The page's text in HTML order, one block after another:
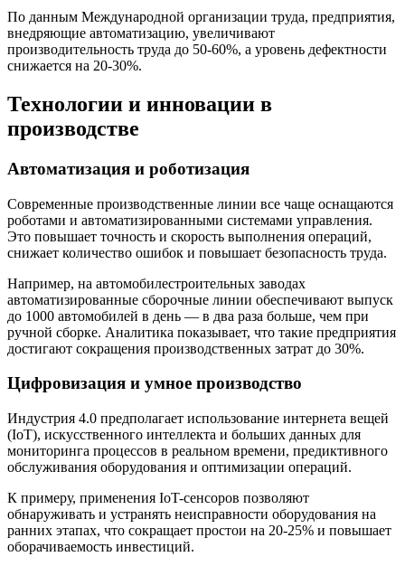
По данным Международной организации труда, предприятия,
внедряющие автоматизацию, увеличивают
производительность труда до 50-60%, а уровень дефектности
снижается на 20-30%.
Технологии и инновации в
производстве
Автоматизация и роботизация
Современные производственные линии все чаще оснащаются
роботами и автоматизированными системами управления.
Это повышает точность и скорость выполнения операций,
снижает количество ошибок и повышает безопасность труда.
Например, на автомобилестроительных заводах
автоматизированные сборочные линии обеспечивают выпуск
до 1000 автомобилей в день — в два раза больше, чем при
ручной сборке. Аналитика показывает, что такие предприятия
достигают сокращения производственных затрат до 30%.
Цифровизация и умное производство
Индустрия 4.0 предполагает использование интернета вещей
(IoT), искусственного интеллекта и больших данных для
мониторинга процессов в реальном времени, предиктивного
обслуживания оборудования и оптимизации операций.
К примеру, применения IoT-сенсоров позволяют
обнаруживать и устранять неисправности оборудования на
ранних этапах, что сокращает простои на 20-25% и повышает
оборачиваемость инвестиций.